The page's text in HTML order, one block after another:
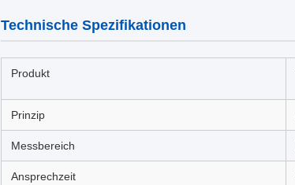
Technische Spezifikationen
Produkt
Prinzip
Messbereich
Ansprechzeit